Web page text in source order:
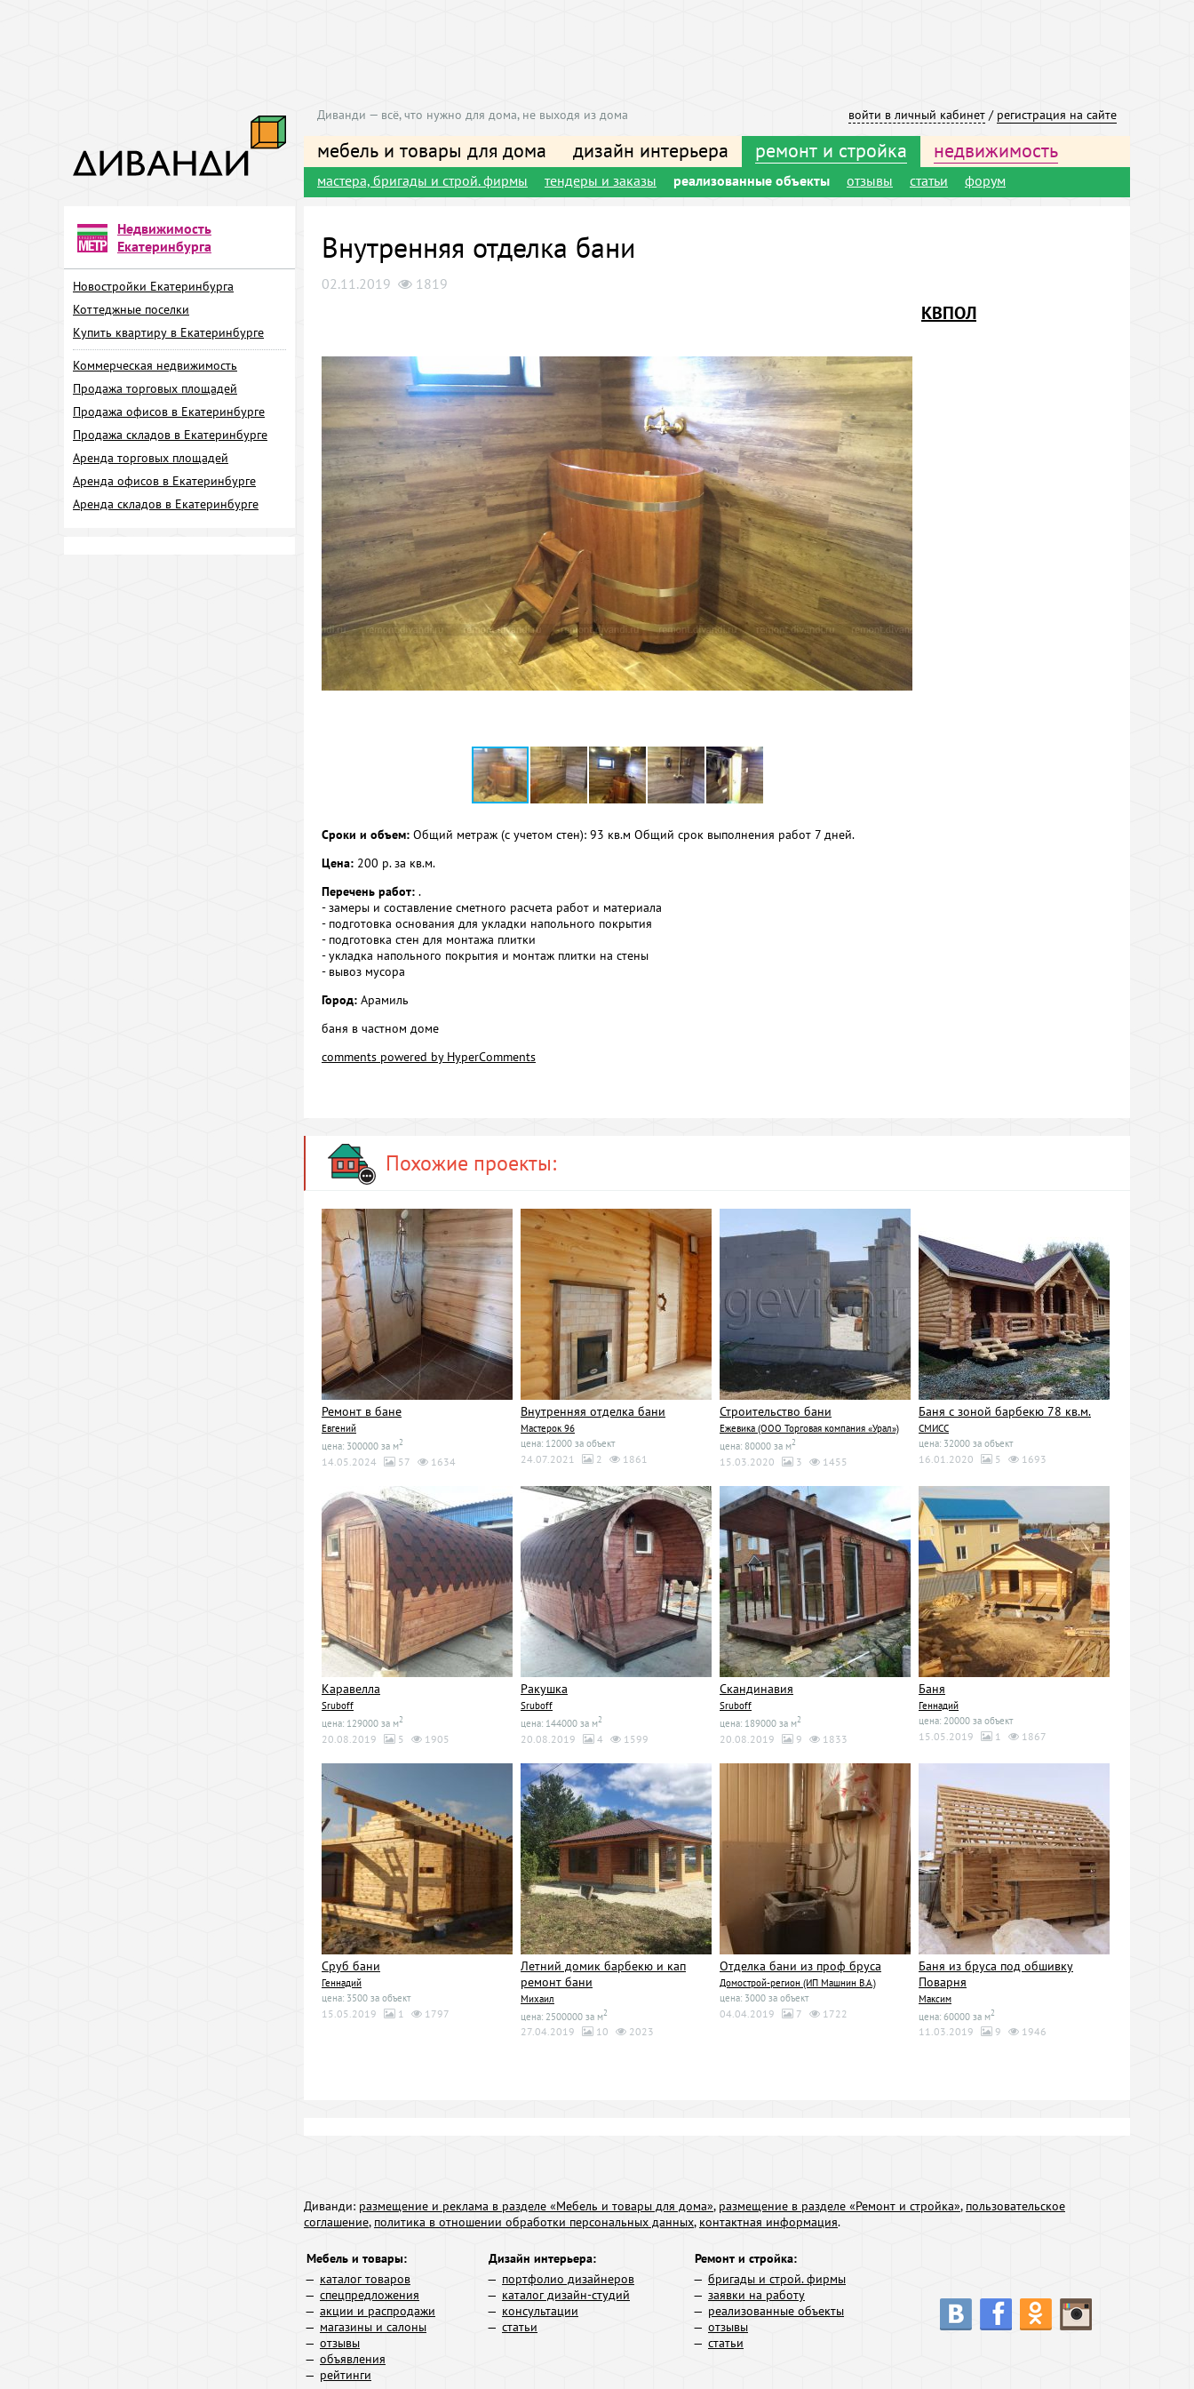
войти в личный кабинет / регистрация на сайте
Диванди — всё, что нужно для дома, не выходя из дома
мебель и товары для дома дизайн интерьера ремонт и стройка недвижимость
мастера, бригады и строй. фирмы тендеры и заказы реализованные объекты отзывы статьи форум
Недвижимость
Екатеринбурга
Новостройки Екатеринбурга
Коттеджные поселки
Купить квартиру в Екатеринбурге
Коммерческая недвижимость
Продажа торговых площадей
Продажа офисов в Екатеринбурге
Продажа складов в Екатеринбурге
Аренда торговых площадей
Аренда офисов в Екатеринбурге
Аренда складов в Екатеринбурге
Внутренняя отделка бани
02.11.2019 1819
КВПОЛ
Сроки и объем: Общий метраж (с учетом стен): 93 кв.м Общий срок выполнения работ 7 дней.
Цена: 200 р. за кв.м.
Перечень работ: .
- замеры и составление сметного расчета работ и материала
- подготовка основания для укладки напольного покрытия
- подготовка стен для монтажа плитки
- укладка напольного покрытия и монтаж плитки на стены
- вывоз мусора
Город: Арамиль
баня в частном доме
comments powered by HyperComments
Похожие проекты:
Ремонт в бане
Евгений
цена: 300000 за м2
14.05.2024 57 1634
Внутренняя отделка бани
Мастерок 96
цена: 12000 за объект
24.07.2021 2 1861
Строительство бани
Ежевика (ООО Торговая компания «Урал»)
цена: 80000 за м2
15.03.2020 3 1455
Баня с зоной барбекю 78 кв.м.
СМИСС
цена: 32000 за объект
16.01.2020 5 1693
Каравелла
Sruboff
цена: 129000 за м2
20.08.2019 5 1905
Ракушка
Sruboff
цена: 144000 за м2
20.08.2019 4 1599
Скандинавия
Sruboff
цена: 189000 за м2
20.08.2019 9 1833
Баня
Геннадий
цена: 20000 за объект
15.05.2019 1 1867
Сруб бани
Геннадий
цена: 3500 за объект
15.05.2019 1 1797
Летний домик барбекю и кап
ремонт бани
Михаил
цена: 2500000 за м2
27.04.2019 10 2023
Отделка бани из проф бруса
Домострой-регион (ИП Машнин В.А.)
цена: 3000 за объект
04.04.2019 7 1722
Баня из бруса под обшивку
Поварня
Максим
цена: 60000 за м2
11.03.2019 9 1946
Диванди: размещение и реклама в разделе «Мебель и товары для дома», размещение в разделе «Ремонт и стройка», пользовательское
соглашение, политика в отношении обработки персональных данных, контактная информация.
Мебель и товары:
каталог товаров
спецпредложения
акции и распродажи
магазины и салоны
отзывы
объявления
рейтинги
Дизайн интерьера:
портфолио дизайнеров
каталог дизайн-студий
консультации
статьи
Ремонт и стройка:
бригады и строй. фирмы
заявки на работу
реализованные объекты
отзывы
статьи